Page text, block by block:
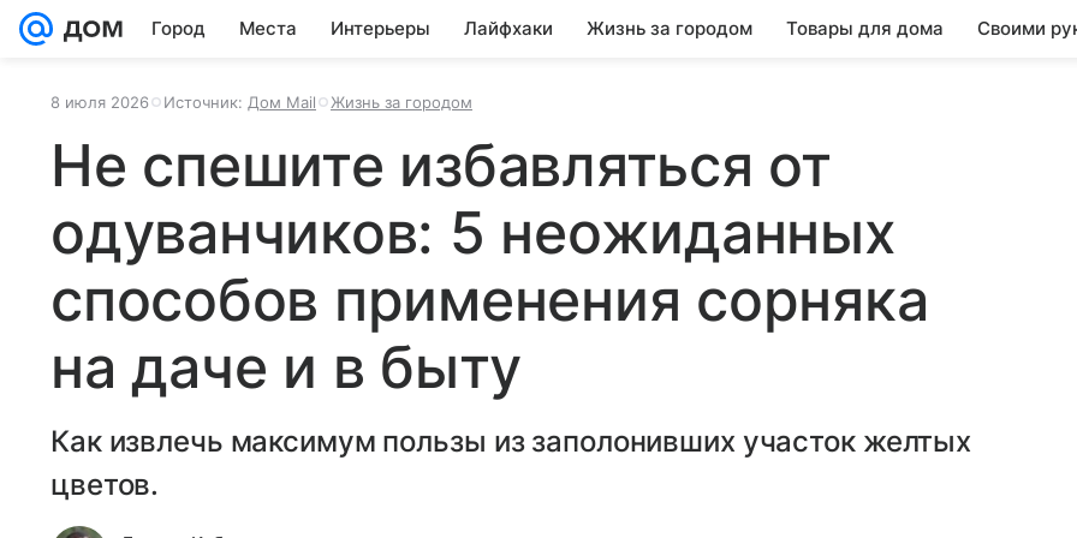
Город Места Интерьеры Лайфхаки Жизнь за городом Товары для дома Своими
8 июля 2026 Источник: Дом Mail Жизнь за городом
Не спешите избавляться от
одуванчиков: 5 неожиданных
способов применения сорняка
на даче и в быту
Как извлечь максимум пользы из заполонивших участок желтых
цветов.